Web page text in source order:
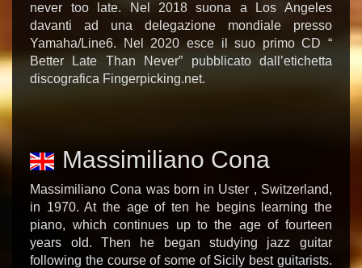
never too late. Nel 2018 suona a Los Angeles
davanti ad una delegazione mondiale presso
Yamaha/Line6. Nel 2020 esce il suo primo CD “
Better Late Than Never” pubblicato dall’etichetta
discografica Fingerpicking.net.
Massimiliano Cona
Massimiliano Cona was born in Uster , Switzerland,
in 1970. At the age of ten he begins learning the
piano, which continues up to the age of fourteen
years old. Then he began studying jazz guitar
following the course of some of Sicily best guitarists.